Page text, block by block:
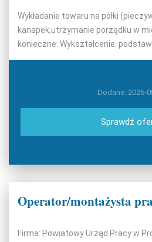
Wykładanie towaru na półki
kanapek,utrzymanie porządku w
konieczne: Wykształcenie:
Dodane: 2026-
Sprawdź
Firma: Powiatowy Urząd Pracy w